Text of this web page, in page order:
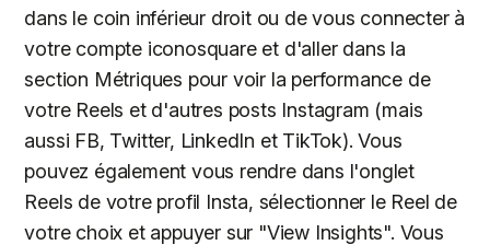
dans le coin inférieur droit ou de vous connecter à
votre compte iconosquare et d'aller dans la
section Métriques pour voir la performance de
votre Reels et d'autres posts Instagram (mais
aussi FB, Twitter, LinkedIn et TikTok). Vous
pouvez également vous rendre dans l'onglet
Reels de votre profil Insta, sélectionner le Reel de
votre choix et appuyer sur "View Insights". Vous